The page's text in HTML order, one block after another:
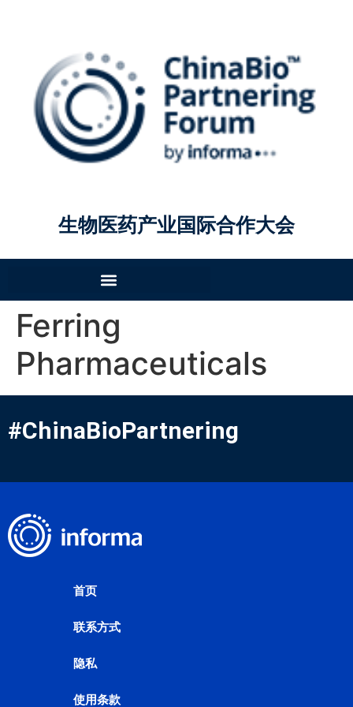
生物医药产业国际合作大会
Ferring
Pharmaceuticals
#ChinaBioPartnering
首页
联系方式
隐私
使用条款